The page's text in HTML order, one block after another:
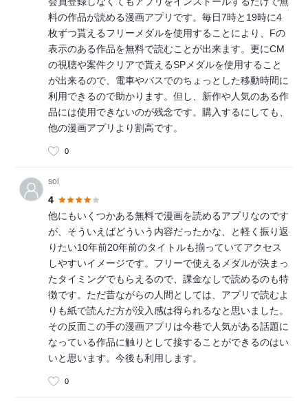
料の作品が読める漫画アプリです。毎日7時と19時に4
枚ずつ貰えるフリーメダルを使用することにより、Fの
表示のある作品を無料で読むことが出来ます。更にCM
の視聴や案件クリアで貰えるSPメダルを使用すること
が出来るので、電車やバスでのちょっとした移動時間に
利用できるので助かります。但し、新作や人気のある作
品には使用できないのが残念です。購入するにしても、
他の漫画アプリより割高です。
0
sol
4
他にもいくつかある無料で漫画を読めるアプリなのです
が、そういえばどういう内容だったかな、と軽く振り返
りたい10年前20年前のタイトルも揃っていてアクセス
しやすいイメージです。フリーで使えるメダルが決まっ
たタイミングでもらえるので、課金なしで読めるのも特
徴です。ただ昔ながらの人間としては、アプリで読むよ
りも紙で読んだ方が没入感は得られるなと思いました。
その反面この手の漫画アプリは今巷で人気がある話題に
なっている作品に触りとして接することができるのはい
いと思います。今後も利用します。
0